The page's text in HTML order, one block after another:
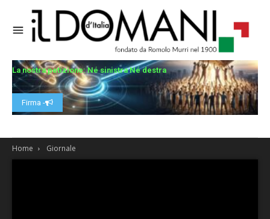
La nostra petizione: Né sinistra Né destra
Firma -
Home Giornale